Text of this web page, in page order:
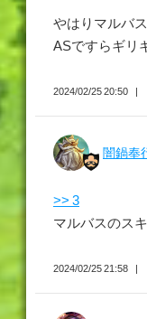
やはりマルバ
ASですらギリ
2024/02/25 20:50
闇鍋奉
>> 3
マルバスのス
2024/02/25 21:58